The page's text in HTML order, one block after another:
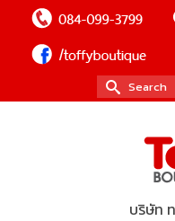
Search
for:
บริษัท